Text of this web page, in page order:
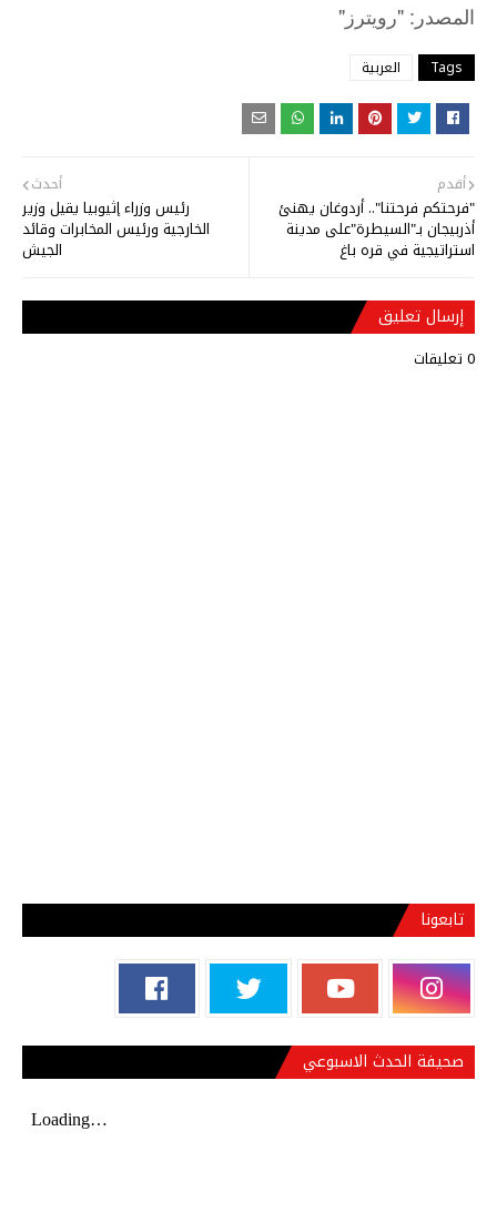
المصدر : "رويترز "
Tags العربية
أحدث
رئيس وزراء إثيوبيا يقيل وزير
الخارجية ورئيس المخابرات وقائد
الجيش
أقدم
"فرحتكم فرحتنا".. أردوغان يهنئ
أذربيجان بـ"السيطرة"على مدينة
استراتيجية في قره باغ
إرسال تعليق
0 تعليقات
تابعونا
صحيفة الحدث الاسبوعي